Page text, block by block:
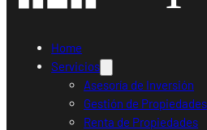
Home
Servicios
Asesoría de Inversión
Gestión de Propiedades
Renta de Propiedades